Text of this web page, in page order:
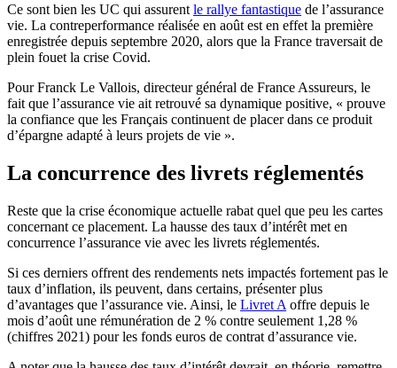
Ce sont bien les UC qui assurent le rallye fantastique de l’assurance
vie. La contreperformance réalisée en août est en effet la première
enregistrée depuis septembre 2020, alors que la France traversait de
plein fouet la crise Covid.
Pour Franck Le Vallois, directeur général de France Assureurs, le
fait que l’assurance vie ait retrouvé sa dynamique positive, « prouve
la confiance que les Français continuent de placer dans ce produit
d’épargne adapté à leurs projets de vie ».
La concurrence des livrets réglementés
Reste que la crise économique actuelle rabat quel que peu les cartes
concernant ce placement. La hausse des taux d’intérêt met en
concurrence l’assurance vie avec les livrets réglementés.
Si ces derniers offrent des rendements nets impactés fortement pas le
taux d’inflation, ils peuvent, dans certains, présenter plus
d’avantages que l’assurance vie. Ainsi, le Livret A offre depuis le
mois d’août une rémunération de 2 % contre seulement 1,28 %
(chiffres 2021) pour les fonds euros de contrat d’assurance vie.